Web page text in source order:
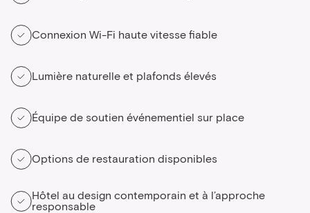
Connexion Wi-Fi haute vitesse fiable
Lumière naturelle et plafonds élevés
Équipe de soutien événementiel sur place
Options de restauration disponibles
Hôtel au design contemporain et à l’approche
responsable